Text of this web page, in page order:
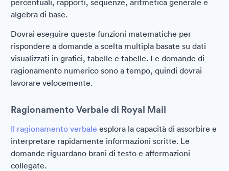
percentuali, rapporti, sequenze, aritmetica generale e
algebra di base.
Dovrai eseguire queste funzioni matematiche per
rispondere a domande a scelta multipla basate su dati
visualizzati in grafici, tabelle e tabelle. Le domande di
ragionamento numerico sono a tempo, quindi dovrai
lavorare velocemente.
Ragionamento Verbale di Royal Mail
Il ragionamento verbale esplora la capacità di assorbire e
interpretare rapidamente informazioni scritte. Le
domande riguardano brani di testo e affermazioni
collegate.